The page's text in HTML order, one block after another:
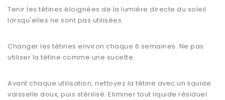
Tenir les tétines éloignées de la lumière directe du soleil
lorsqu'elles ne sont pas utilisées.
Changer les tétines environ chaque 6 semaines. Ne pas
utiliser la tétine comme une sucette.
Avant chaque utilisation, nettoyez la tétine avec un liquide
vaisselle doux, puis stérilisé. Eliminer tout liquide résiduel